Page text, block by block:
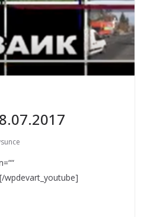
wpdevart_youtube]